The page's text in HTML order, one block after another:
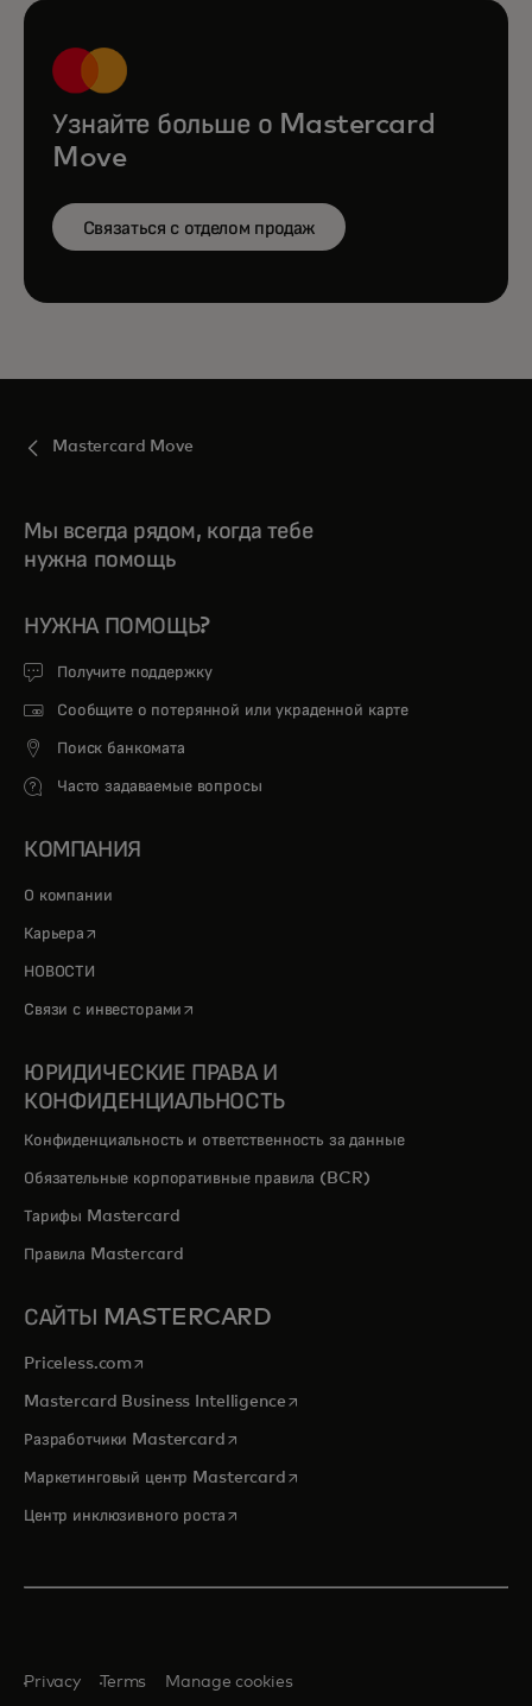
Узнайте больше о Mastercard
Move
Связаться с отделом продаж
Mastercard Move
Мы всегда рядом, когда тебе
нужна помощь
НУЖНА ПОМОЩЬ?
Получите поддержку
Сообщите о потерянной или украденной карте
Поиск банкомата
Часто задаваемые вопросы
КОМПАНИЯ
О компании
Карьера opens in a new tab
НОВОСТИ
Связи с инвесторами opens in a new tab
ЮРИДИЧЕСКИЕ ПРАВА И
КОНФИДЕНЦИАЛЬНОСТЬ
Конфиденциальность и ответственность за данные
Обязательные корпоративные правила (BCR)
Тарифы Mastercard
Правила Mastercard
САЙТЫ MASTERCARD
Priceless.com opens in a new tab
Mastercard Business Intelligenceopens in a new tab
Разработчики Mastercardopens in a new tab
Маркетинговый центр Mastercardopens in a new tab
Центр инклюзивного ростаopens in a new tab
Privacy Terms Manage cookies